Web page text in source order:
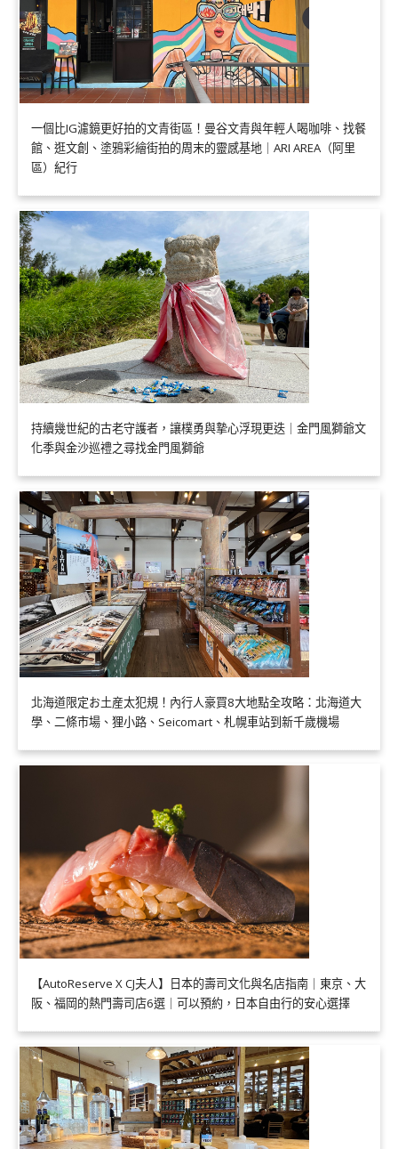
一個比IG濾鏡更好拍的文青街區！曼谷文青與年輕人喝咖啡、找餐
館、逛文創、塗鴉彩繪街拍的周末的靈感基地｜ARI AREA（阿里
區）紀行
持續幾世紀的古老守護者，讓樸勇與摯心浮現更迭｜金門風獅爺文
化季與金沙巡禮之尋找金門風獅爺
北海道限定お土産太犯規！內行人豪買8大地點全攻略：北海道大
學、二條市場、狸小路、Seicomart、札幌車站到新千歲機場
【AutoReserve X CJ夫人】日本的壽司文化與名店指南｜東京、大
阪、福岡的熱門壽司店6選｜可以預約，日本自由行的安心選擇